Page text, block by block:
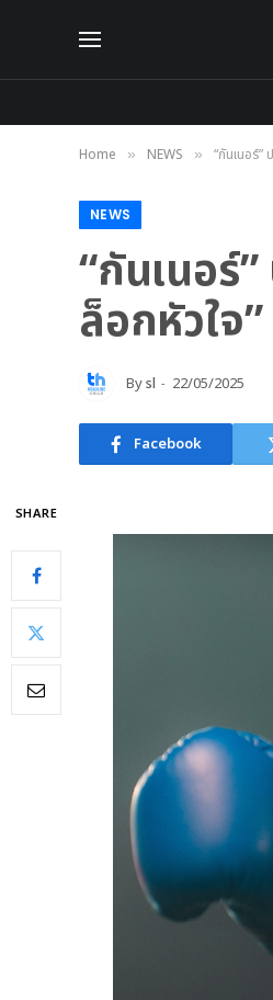
Home » NEWS » “กันเนอร์
NEWS
“กันเนอร์
ล็อกหัวใจ
Bysl 22/05/2025
Facebook
SHARE